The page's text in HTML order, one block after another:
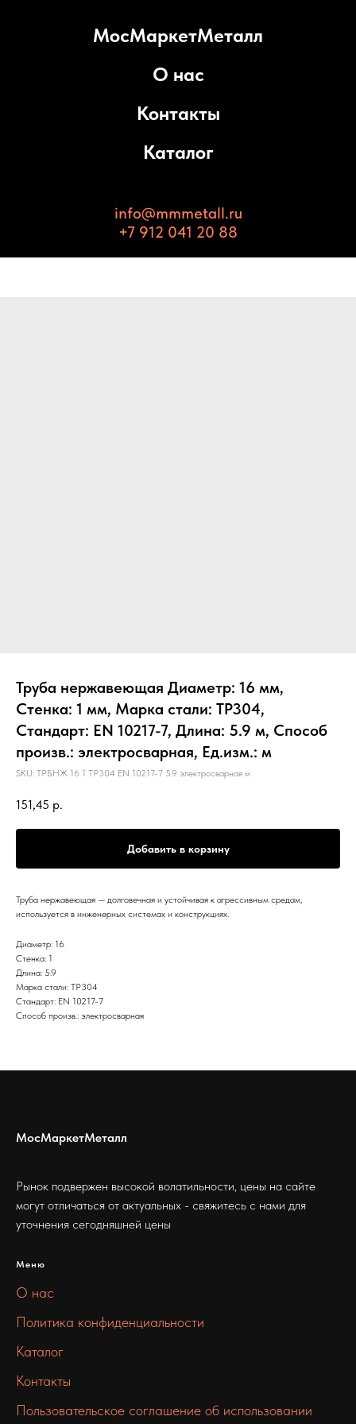
МосМаркетМеталл
О нас
Контакты
Каталог
info@mmmetall.ru
+7 912 041 20 88
Труба нержавеющая Диаметр: 16 мм,
Стенка: 1 мм, Марка стали: TP304,
Стандарт: EN 10217-7, Длина: 5.9 м, Способ
произв.: электросварная, Ед.изм.: м
SKU: ТРБНЖ 16 1 TP304 EN 10217-7 5.9 электросварная м
151,45 р.
Добавить в корзину
Труба нержавеющая — долговечная и устойчивая к агрессивным средам,
используется в инженерных системах и конструкциях.
Диаметр: 16
Стенка: 1
Длина: 5.9
Марка стали: TP304
Стандарт: EN 10217-7
Способ произв.: электросварная
МосМаркетМеталл
Рынок подвержен высокой волатильности, цены на сайте
могут отличаться от актуальных - свяжитесь с нами для
уточнения сегодняшней цены
Меню
О нас
Политика конфиденциальности
Каталог
Контакты
Пользовательское соглашение об использовании